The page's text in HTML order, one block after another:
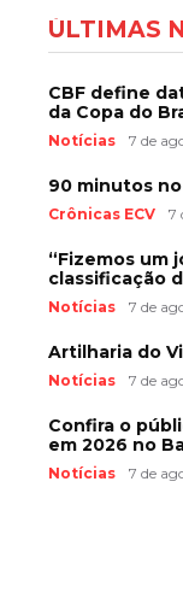
ÚLTIMAS
CBF define
da Copa do
Notícias 7 de
90 minutos
Crônicas ECV 7
“Fizemos um
classificação
Notícias 7 de
Artilharia do
Notícias 7 de
Confira o
em 2026 no
Notícias 7 de